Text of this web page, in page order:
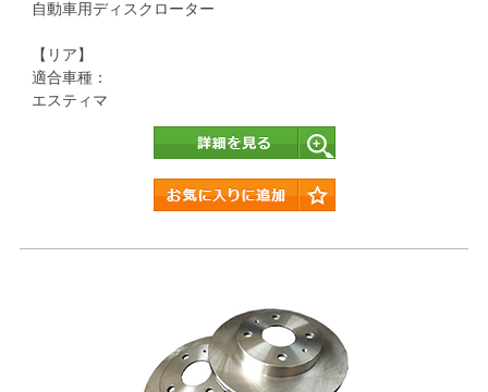
自動車用ディスクローター
【リア】
適合車種：
エスティマ